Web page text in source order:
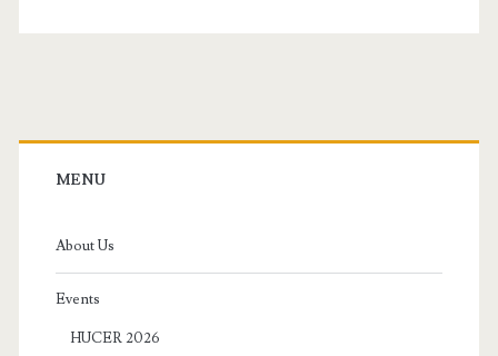
Primary
Sidebar
MENU
About Us
Events
HUCER 2026